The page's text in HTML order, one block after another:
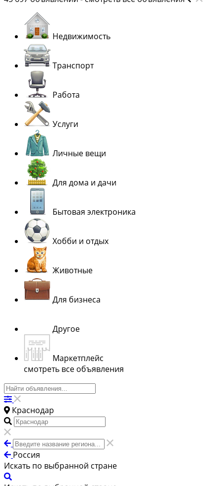
Недвижимость
Транспорт
Работа
Услуги
Личные вещи
Для дома и дачи
Бытовая электроника
Хобби и отдых
Животные
Для бизнеса
Другое
Маркетплейс
смотреть все объявления
Краснодар
Россия
Искать по выбранной стране